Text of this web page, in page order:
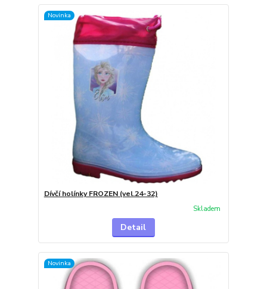
Novinka
Dívčí holínky FROZEN (vel.24-32)
Skladem
Detail
Novinka